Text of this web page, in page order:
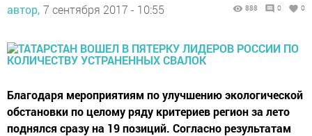
автор, 7 сентября 2017 - 10:55 888 0 0
Благодаря мероприятиям по улучшению экологической
обстановки по целому ряду критериев регион за лето
поднялся сразу на 19 позиций. Согласно результатам